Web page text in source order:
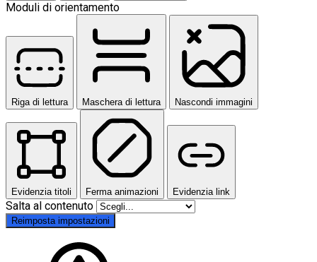
Moduli di orientamento
Riga di lettura Maschera di lettura Nascondi immagini
Evidenzia titoli Ferma animazioni Evidenzia link
Salta al contenuto
Reimposta impostazioni